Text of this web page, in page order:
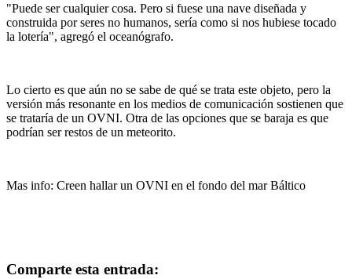
"Puede ser cualquier cosa. Pero si fuese una nave diseñada y
construida por seres no humanos, sería como si nos hubiese tocado
la lotería", agregó el oceanógrafo.
Lo cierto es que aún no se sabe de qué se trata este objeto, pero la
versión más resonante en los medios de comunicación sostienen que
se trataría de un OVNI. Otra de las opciones que se baraja es que
podrían ser restos de un meteorito.
Mas info: Creen hallar un OVNI en el fondo del mar Báltico
Comparte esta entrada: